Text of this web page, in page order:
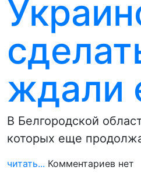
ждали
В Белгородской
которых еще
читать... Комментариев нет